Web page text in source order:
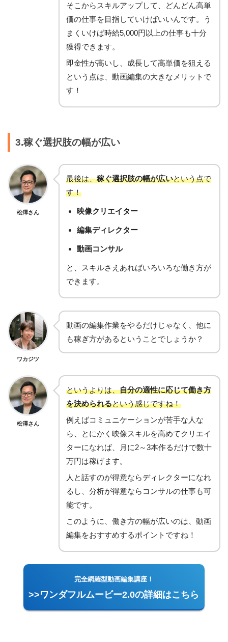
そこからスキルアップして、どんどん高単
価の仕事を目指していけばいいんです。う
まくいけば時給5,000円以上の仕事も十分
獲得できます。
即金性が高いし、成長して高単価を狙える
という点は、動画編集の大きなメリットで
す！
3.稼ぐ選択肢の幅が広い
松澤さん
最後は、稼ぐ選択肢の幅が広いという点で
す！
映像クリエイター
編集ディレクター
動画コンサル
と、スキルさえあればいろいろな働き方が
できます。
ワカジツ
動画の編集作業をやるだけじゃなく、他に
も稼ぎ方があるということでしょうか？
松澤さん
というよりは、自分の適性に応じて働き方
を決められるという感じですね！
例えばコミュニケーションが苦手な人な
ら、とにかく映像スキルを高めてクリエイ
ターになれば、月に2～3本作るだけで数十
万円は稼げます。
人と話すのが得意ならディレクターになれ
るし、分析が得意ならコンサルの仕事も可
能です。
このように、働き方の幅が広いのは、動画
編集をおすすめするポイントですね！
完全網羅型動画編集講座！
>>ワンダフルムービー2.0の詳細はこちら